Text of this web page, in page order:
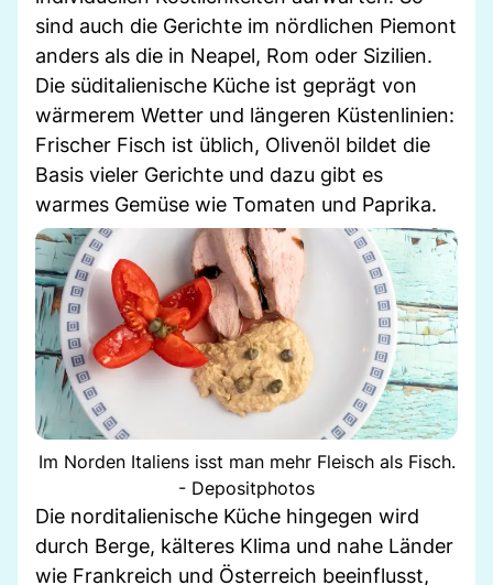
sind auch die Gerichte im nördlichen Piemont
anders als die in Neapel, Rom oder Sizilien.
Die süditalienische Küche ist geprägt von
wärmerem Wetter und längeren Küstenlinien:
Frischer Fisch ist üblich, Olivenöl bildet die
Basis vieler Gerichte und dazu gibt es
warmes Gemüse wie Tomaten und Paprika.
Im Norden Italiens isst man mehr Fleisch als Fisch.
- Depositphotos
Die norditalienische Küche hingegen wird
durch Berge, kälteres Klima und nahe Länder
wie Frankreich und Österreich beeinflusst,